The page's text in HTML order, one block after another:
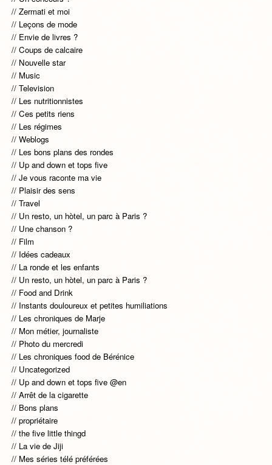
Zermati et moi
Leçons de mode
Envie de livres ?
Coups de calcaire
Nouvelle star
Music
Television
Les nutritionnistes
Ces petits riens
Les régimes
Weblogs
Les bons plans des rondes
Up and down et tops five
Je vous raconte ma vie
Plaisir des sens
Travel
Un resto, un hòtel, un parc à Paris ?
Une chanson ?
Film
Idées cadeaux
La ronde et les enfants
Un resto, un hòtel, un parc à Paris ?
Food and Drink
Instants douloureux et petites humiliations
Les chroniques de Marje
Mon métier, journaliste
Photo du mercredi
Les chroniques food de Bérénice
Uncategorized
Up and down et tops five @en
Arrêt de la cigarette
Bons plans
propriétaire
the five little thingd
La vie de Jiji
Mes séries télé préférées